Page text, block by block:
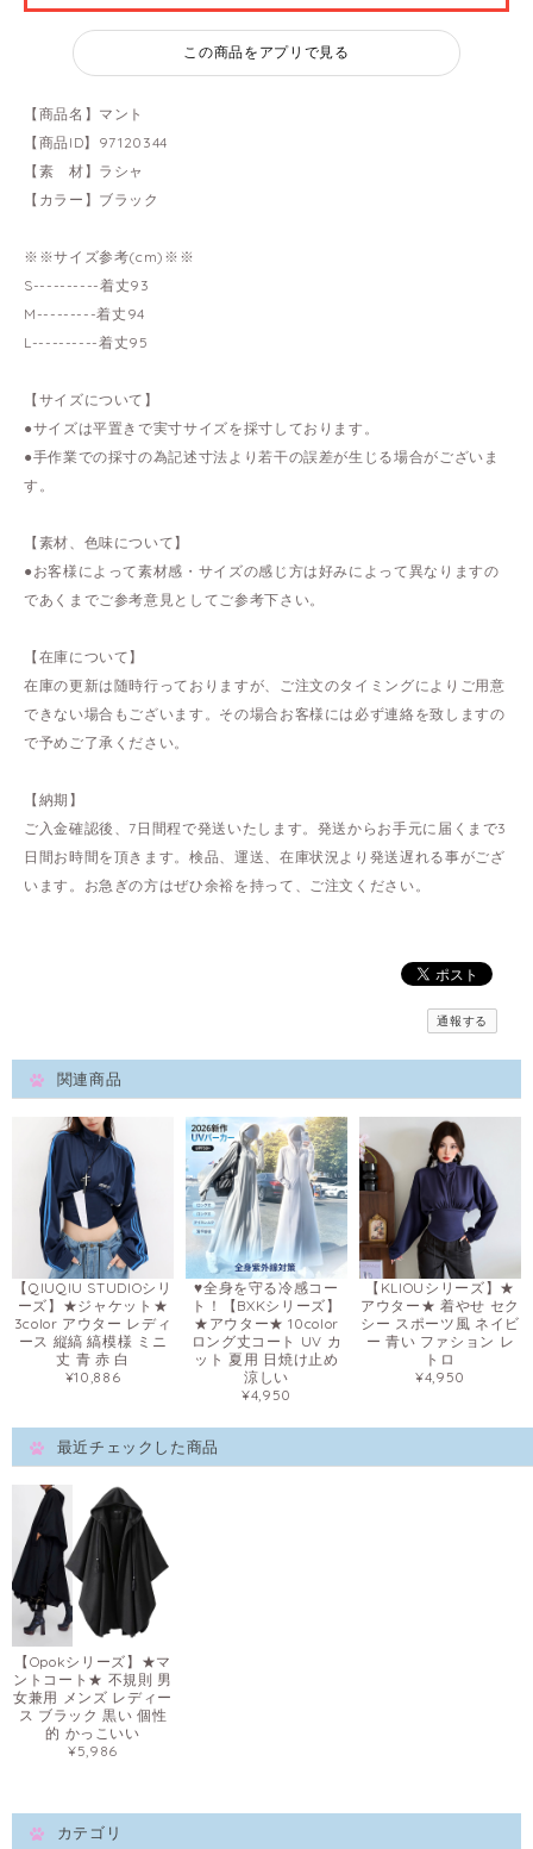
この商品をアプリで見る
【商品名】マント
【商品ID】97120344
【素 材】ラシャ
【カラー】ブラック
※※サイズ参考(cm)※※
S----------着丈93
M---------着丈94
L----------着丈95
【サイズについて】
●サイズは平置きで実寸サイズを採寸しております。
●手作業での採寸の為記述寸法より若干の誤差が生じる場合がございま
す。
【素材、色味について】
●お客様によって素材感・サイズの感じ方は好みによって異なりますの
であくまでご参考意見としてご参考下さい。
【在庫について】
在庫の更新は随時行っておりますが、ご注文のタイミングによりご用意
できない場合もございます。その場合お客様には必ず連絡を致しますの
で予めご了承ください。
【納期】
ご入金確認後、7日間程で発送いたします。発送からお手元に届くまで3
日間お時間を頂きます。検品、運送、在庫状況より発送遅れる事がござ
います。お急ぎの方はぜひ余裕を持って、ご注文ください。
通報する
関連商品
【QIUQIU STUDIOシリ
ーズ】★ジャケット★
3color アウター レディ
ース 縦縞 縞模様 ミニ
丈 青 赤 白
¥10,886
♥全身を守る冷感コー
ト！【BXKシリーズ】
★アウター★ 10color
ロング丈コート UV カ
ット 夏用 日焼け止め
涼しい
¥4,950
【KLIOUシリーズ】★
アウター★ 着やせ セク
シー スポーツ風 ネイビ
ー 青い ファション レ
トロ
¥4,950
最近チェックした商品
【Opokシリーズ】★マ
ントコート★ 不規則 男
女兼用 メンズ レディー
ス ブラック 黒い 個性
的 かっこいい
¥5,986
カテゴリ